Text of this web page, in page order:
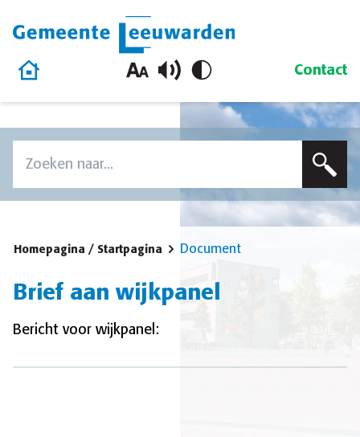
Gemeente Leeuwarden
Homepage Contact
Homepagina / Startpagina Document
Brief aan wijkpanel
Bericht voor wijkpanel: